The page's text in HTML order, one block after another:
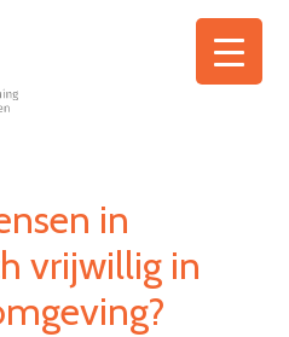
in
vrijwillig in